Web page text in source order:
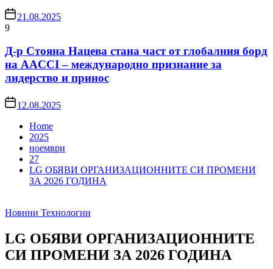
21.08.2025
9
Д-р Стояна Нацева стана част от глобалния борд
на AACCI – международно признание за
лидерство и принос
12.08.2025
Home
2025
ноември
27
LG ОБЯВИ ОРГАНИЗАЦИОННИТЕ СИ ПРОМЕНИ
ЗА 2026 ГОДИНА
Новини Технологии
LG ОБЯВИ ОРГАНИЗАЦИОННИТЕ
СИ ПРОМЕНИ ЗА 2026 ГОДИНА